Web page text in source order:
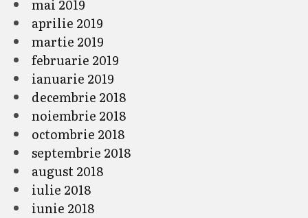
mai 2019
aprilie 2019
martie 2019
februarie 2019
ianuarie 2019
decembrie 2018
noiembrie 2018
octombrie 2018
septembrie 2018
august 2018
iulie 2018
iunie 2018